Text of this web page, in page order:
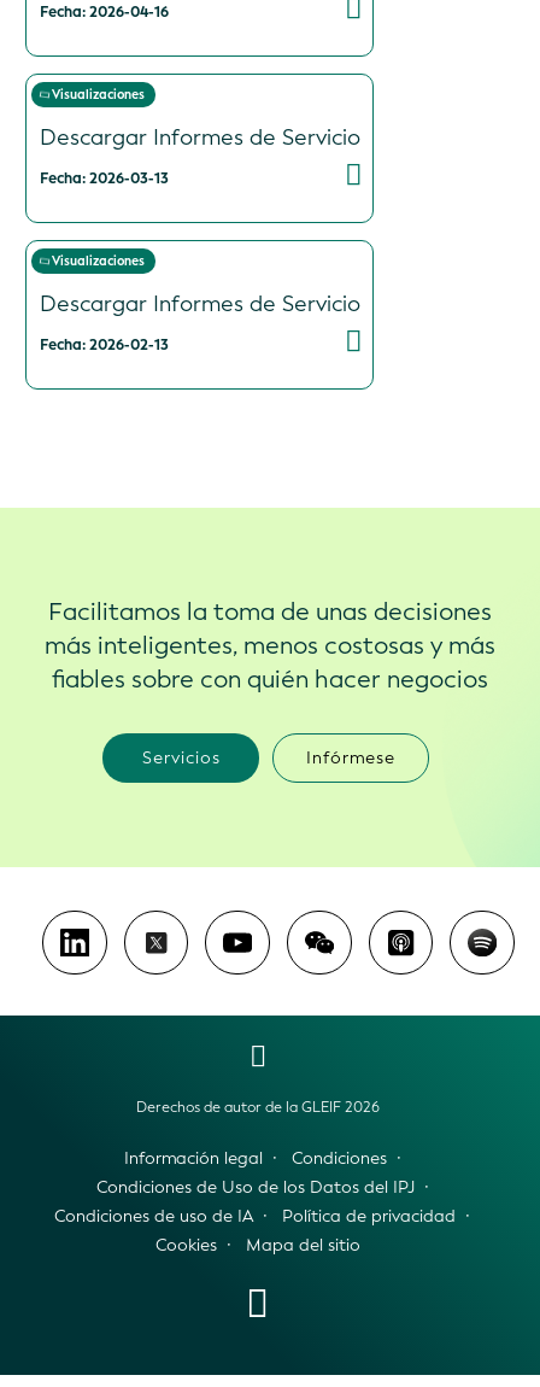
Fecha: 2026-04-16
Visualizaciones
Descargar Informes de Servicio
Fecha: 2026-03-13
Visualizaciones
Descargar Informes de Servicio
Fecha: 2026-02-13
Facilitamos la toma de unas decisiones
más inteligentes, menos costosas y más
fiables sobre con quién hacer negocios
Servicios Infórmese
Derechos de autor de la GLEIF 2026
Información legal
Condiciones
Condiciones de Uso de los Datos del IPJ
Condiciones de uso de IA
Política de privacidad
Cookies
Mapa del sitio